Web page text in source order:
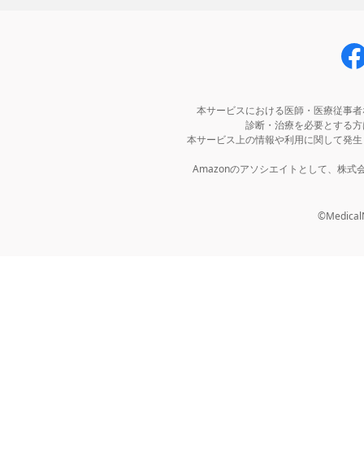
本サービスにおける医師・医療従事
診断・治療を必要とする
本サービス上の情報や利用に関して発
Amazonのアソシエイトとして、株式